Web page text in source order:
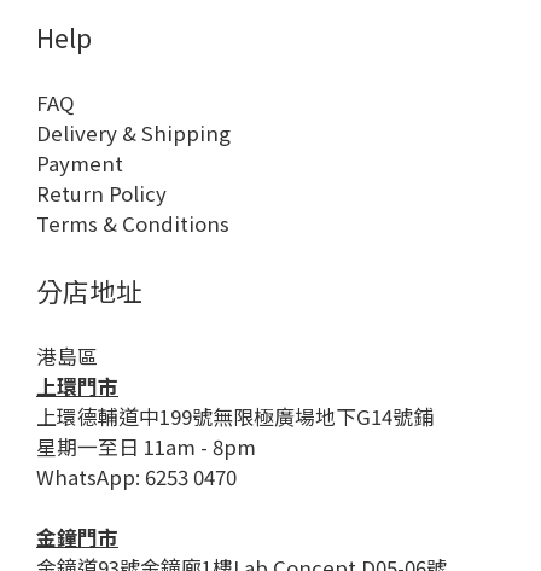
Help
FAQ
Delivery & Shipping
Payment
Return Policy
Terms & Conditions
分店地址
港島區
上環門市
上環德輔道中199號無限極廣場地下G14號鋪
星期一至日 11am - 8pm
WhatsApp: 6253 0470
金鐘門市